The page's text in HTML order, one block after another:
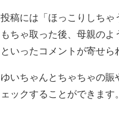
投稿には「ほっこりしちゃ
もちゃ取った後、母親のよ
といったコメントが寄せら
ゆいちゃんとちゃちゃの
ェックすることができます。